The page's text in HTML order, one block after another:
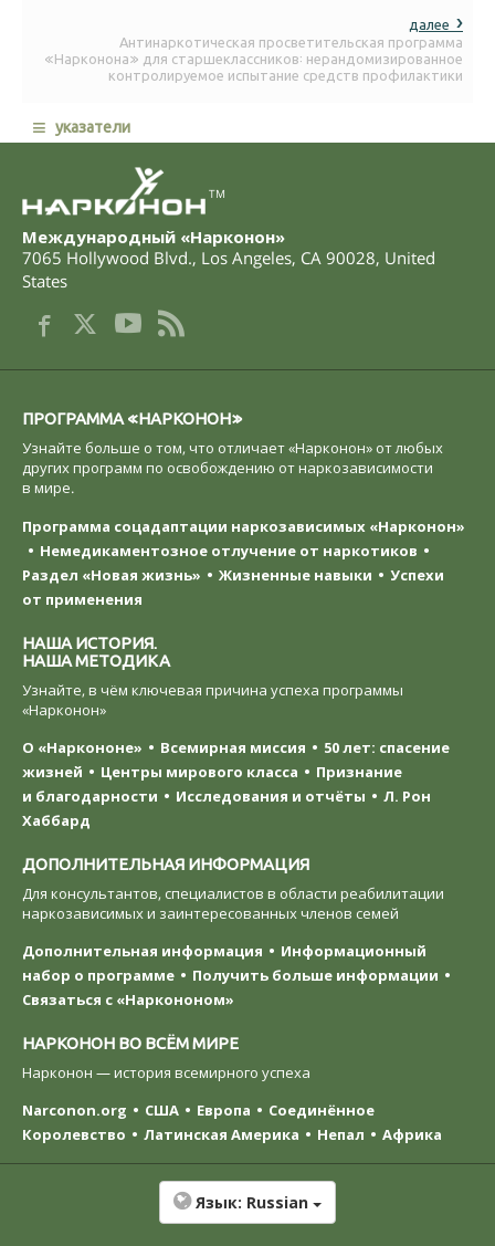
далее
Антинаркотическая просветительская программа
«Нарконона» для старшеклассников: нерандомизированное
контролируемое испытание средств профилактики
≡ указатели
TM
Международный «Нарконон»
7065 Hollywood Blvd., Los Angeles, CA 90028, United
States
ПРОГРАММА «НАРКОНОН»
Узнайте больше о том, что отличает «Нарконон» от любых
других программ по освобождению от наркозависимости
в мире.
Программа соцадаптации наркозависимых «Нарконон»
Немедикаментозное отлучение от наркотиков
Раздел «Новая жизнь»
Жизненные навыки
Успехи
от применения
НАША ИСТОРИЯ.
НАША МЕТОДИКА
Узнайте, в чём ключевая причина успеха программы
«Нарконон»
О «Наркононе»
Всемирная миссия
50 лет: спасение
жизней
Центры мирового класса
Признание
и благодарности
Исследования и отчёты
Л. Рон
Хаббард
ДОПОЛНИТЕЛЬНАЯ ИНФОРМАЦИЯ
Для консультантов, специалистов в области реабилитации
наркозависимых и заинтересованных членов семей
Дополнительная информация
Информационный
набор о программе
Получить больше информации
Связаться с «Наркононом»
НАРКОНОН ВО ВСЁМ МИРЕ
Нарконон — история всемирного успеха
Narconon.org
США Европа
Соединённое
Королевство
Латинская Америка Непал Африка
Язык: Russian